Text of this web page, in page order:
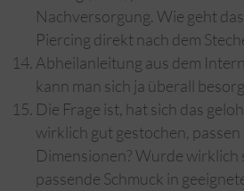
Nachversorgung. Wie geht
Piercing direkt nach dem
Abheilanleitung aus dem
kann man sich ja überall
Die Frage ist, hat sich das
wirklich gut gestochen,
Dimensionen? Wurde wirklich
passende Schmuck in